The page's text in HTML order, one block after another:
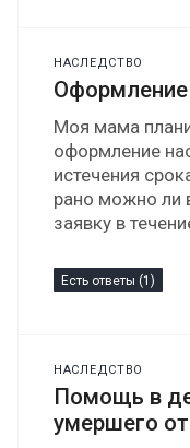
НАСЛЕДСТВО
Оформление
Моя мама
оформление
истечения
рано можно ли
заявку в
Есть ответы (1)
НАСЛЕДСТВО
Помощь в
умершего